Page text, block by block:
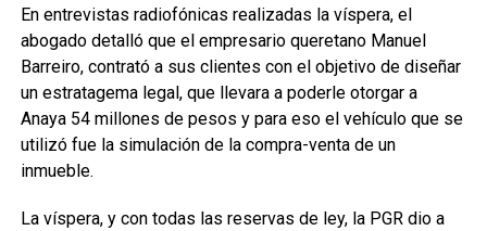
En entrevistas radiofónicas realizadas la víspera, el
abogado detalló que el empresario queretano Manuel
Barreiro, contrató a sus clientes con el objetivo de diseñar
un estratagema legal, que llevara a poderle otorgar a
Anaya 54 millones de pesos y para eso el vehículo que se
utilizó fue la simulación de la compra-venta de un
inmueble.
La víspera, y con todas las reservas de ley, la PGR dio a